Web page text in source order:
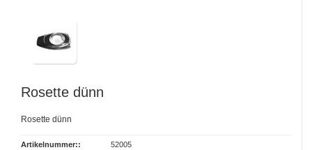
Rosette dünn
Rosette dünn
Artikelnummer::
52005